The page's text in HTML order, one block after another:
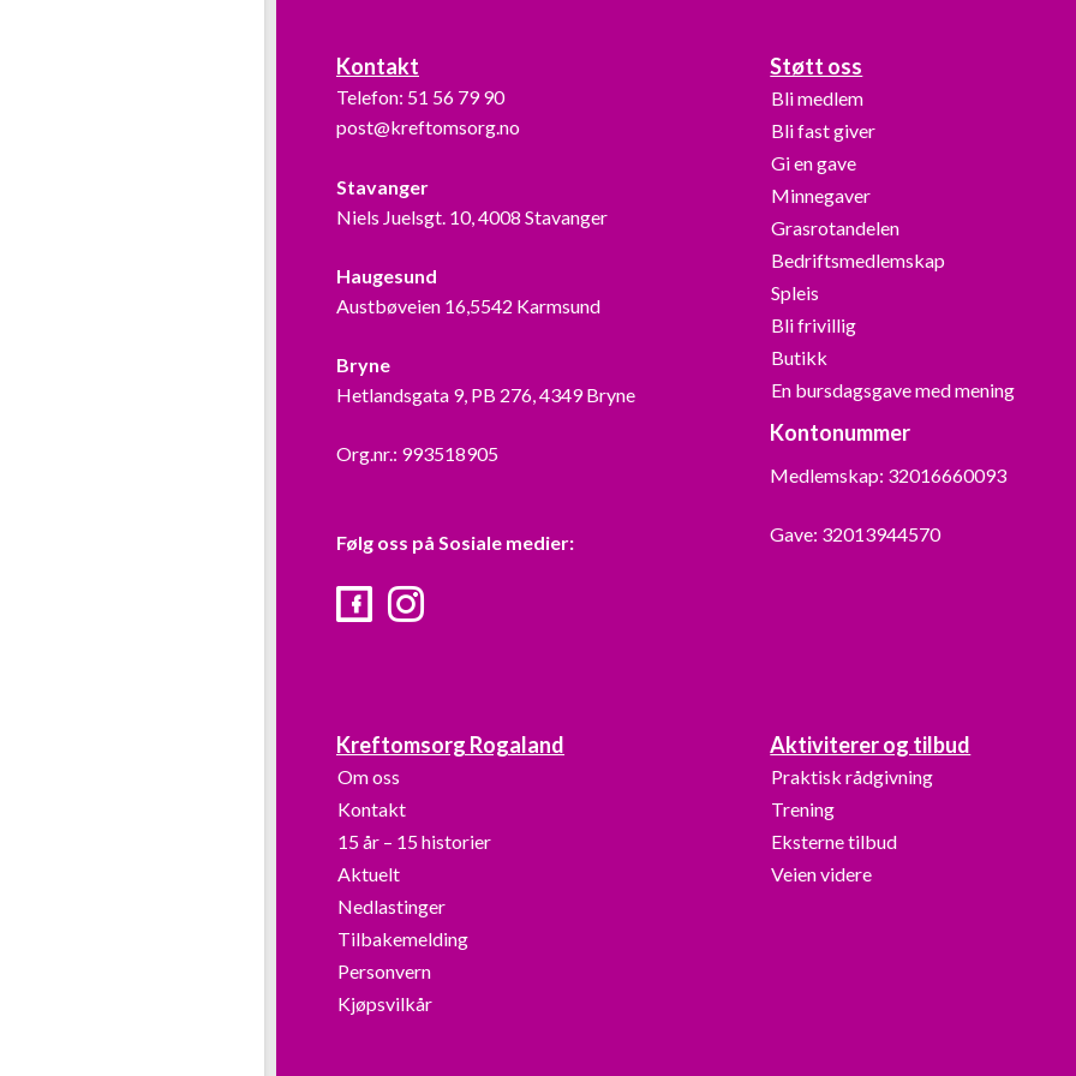
Kontakt
Telefon: 51 56 79 90
post@kreftomsorg.no
Stavanger
Niels Juelsgt. 10, 4008 Stavanger
Haugesund
Austbøveien 16,5542 Karmsund
Bryne
Hetlandsgata 9, PB 276, 4349 Bryne
Org.nr.: 993518905
Følg oss på Sosiale medier:
FacebookInstagram
Støtt oss
Bli medlem
Bli fast giver
Gi en gave
Minnegaver
Grasrotandelen
Bedriftsmedlemskap
Spleis
Bli frivillig
Butikk
En bursdagsgave med mening
Kontonummer
Medlemskap: 32016660093
Gave: 32013944570
Kreftomsorg Rogaland
Om oss
Kontakt
15 år – 15 historier
Aktuelt
Nedlastinger
Tilbakemelding
Personvern
Kjøpsvilkår
Aktiviterer og tilbud
Praktisk rådgivning
Trening
Eksterne tilbud
Veien videre